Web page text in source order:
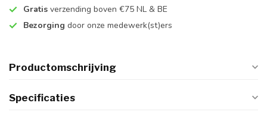
Gratis verzending boven €75 NL & BE
Bezorging door onze medewerk(st)ers
Productomschrijving
Specificaties